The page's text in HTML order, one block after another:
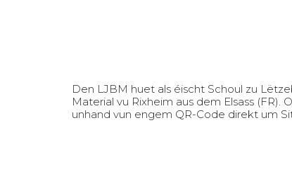
Den LJBM huet als éischt Schoul zu
Material vu Rixheim aus dem Elsass
unhand vun engem QR-Code direkt um